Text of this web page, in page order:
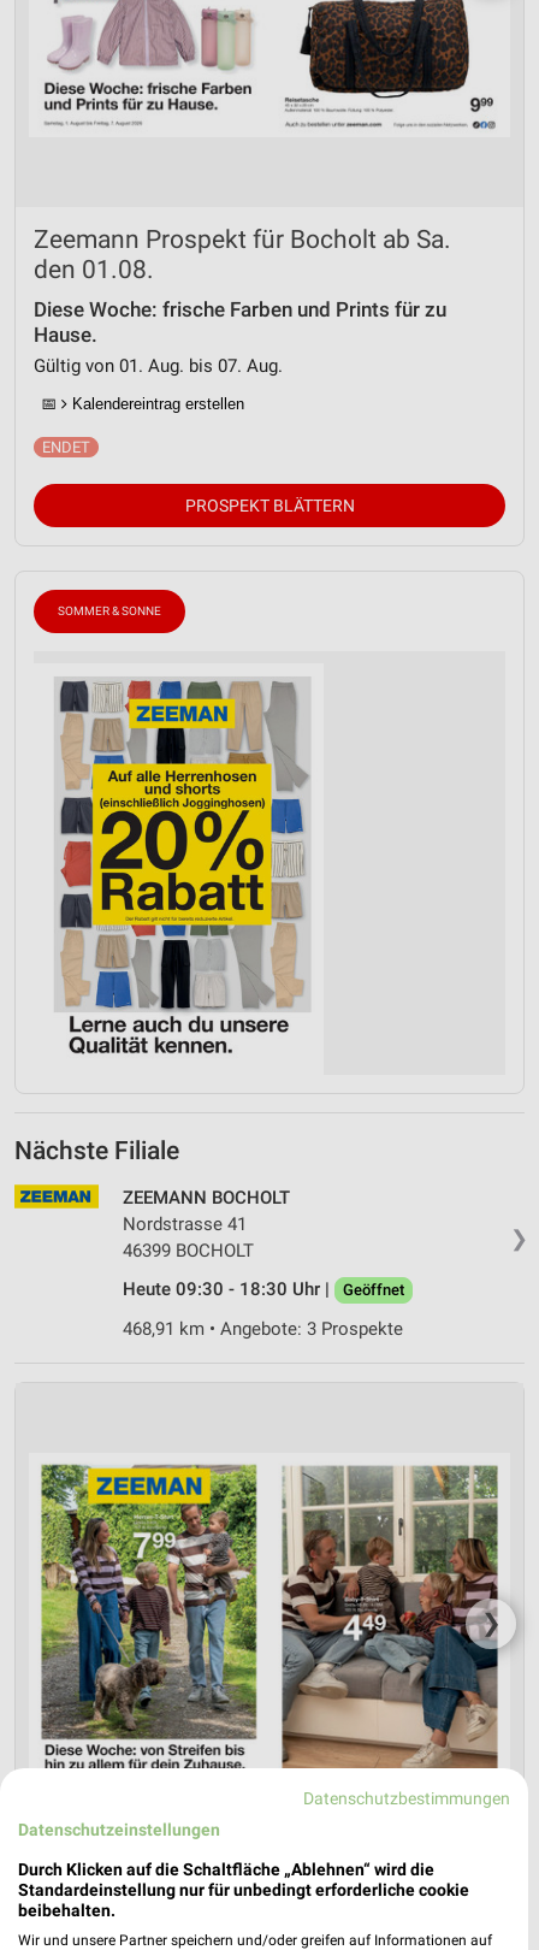
Zeemann Prospekt für Bocholt ab Sa.
den 01.08.
Diese Woche: frische Farben und Prints für zu
Hause.
Gültig von 01. Aug. bis 07. Aug.
📅 Kalendereintrag erstellen
PROSPEKT BLÄTTERN
SOMMER & SONNE
Nächste Filiale
❯
ZEEMANN BOCHOLT
Nordstrasse 41
46399 BOCHOLT
Heute 09:30 - 18:30 Uhr |
Geöffnet
468,91 km • Angebote: 3 Prospekte
❯
Zeemann Prospekt für Bocholt ab Sa.
den 25.07.
Datenschutzbestimmungen
Datenschutzeinstellungen
Durch Klicken auf die Schaltfläche „Ablehnen“ wird die
Standardeinstellung nur für unbedingt erforderliche cookie
beibehalten.
Wir und unsere Partner speichern und/oder greifen auf Informationen auf